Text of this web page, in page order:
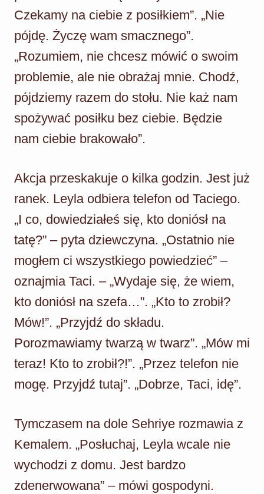
Czekamy na ciebie z posiłkiem”. „Nie
pójdę. Życzę wam smacznego”.
„Rozumiem, nie chcesz mówić o swoim
problemie, ale nie obrażaj mnie. Chodź,
pójdziemy razem do stołu. Nie każ nam
spożywać posiłku bez ciebie. Będzie
nam ciebie brakowało”.
Akcja przeskakuje o kilka godzin. Jest już
ranek. Leyla odbiera telefon od Taciego.
„I co, dowiedziałeś się, kto doniósł na
tatę?” – pyta dziewczyna. „Ostatnio nie
mogłem ci wszystkiego powiedzieć” –
oznajmia Taci. – „Wydaje się, że wiem,
kto doniósł na szefa…”. „Kto to zrobił?
Mów!”. „Przyjdź do składu.
Porozmawiamy twarzą w twarz”. „Mów mi
teraz! Kto to zrobił?!”. „Przez telefon nie
mogę. Przyjdź tutaj”. „Dobrze, Taci, idę”.
Tymczasem na dole Sehriye rozmawia z
Kemalem. „Posłuchaj, Leyla wcale nie
wychodzi z domu. Jest bardzo
zdenerwowana” – mówi gospodyni.